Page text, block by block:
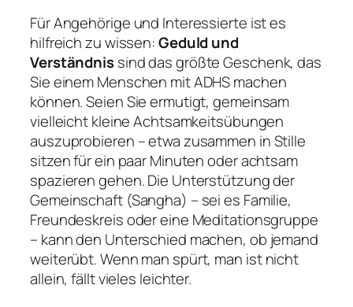
Für Angehörige und Interessierte ist es
hilfreich zu wissen:Geduld und
Verständnissind das größte Geschenk, das
Sie einem Menschen mit ADHS machen
können. Seien Sie ermutigt, gemeinsam
vielleicht kleine Achtsamkeitsübungen
auszuprobieren – etwa zusammen in Stille
sitzen für ein paar Minuten oder achtsam
spazieren gehen. Die Unterstützung der
Gemeinschaft (Sangha) – sei es Familie,
Freundeskreis oder eine Meditationsgruppe
– kann den Unterschied machen, ob jemand
weiterübt. Wenn man spürt, man ist nicht
allein, fällt vieles leichter.